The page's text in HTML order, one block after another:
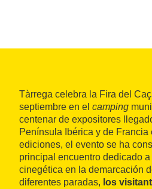
Tàrrega celebra la Fira del
septiembre en el camping
centenar de expositores
Península Ibérica y de Francia
ediciones, el evento se ha
principal encuentro dedicado
cinegética en la demarcación
diferentes paradas, los